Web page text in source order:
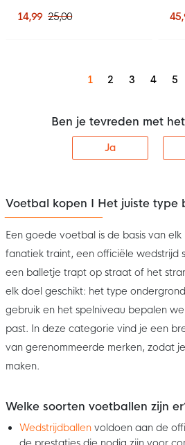
14,99 25,00
1 2 3 4 5
Ben je tevreden met
Ja
Voetbal kopen I Het juiste type
Een goede voetbal is de basis van
fanatiek traint, een officiële wedstrijd
een balletje trapt op straat of het
elk doel geschikt: het type
gebruik en het spelniveau bepalen
past. In deze categorie vind je een
van gerenommeerde merken, zodat
maken.
Welke soorten voetballen zijn
Wedstrijdballen voldoen aan de